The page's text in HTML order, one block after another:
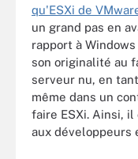
qu'ESXi de
un grand pas en
rapport à
son originalité au
serveur nu, en
même dans un
faire ESXi. Ainsi,
aux développeurs